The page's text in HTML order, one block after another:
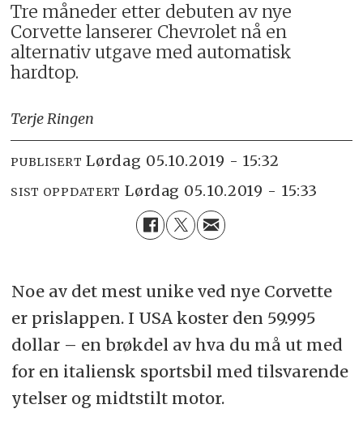
Tre måneder etter debuten av nye
Corvette lanserer Chevrolet nå en
alternativ utgave med automatisk
hardtop.
Terje Ringen
PUBLISERT lørdag 05.10.2019 - 15:32
SIST OPPDATERT lørdag 05.10.2019 - 15:33
Noe av det mest unike ved nye Corvette
er prislappen. I USA koster den 59.995
dollar – en brøkdel av hva du må ut med
for en italiensk sportsbil med tilsvarende
ytelser og midtstilt motor.